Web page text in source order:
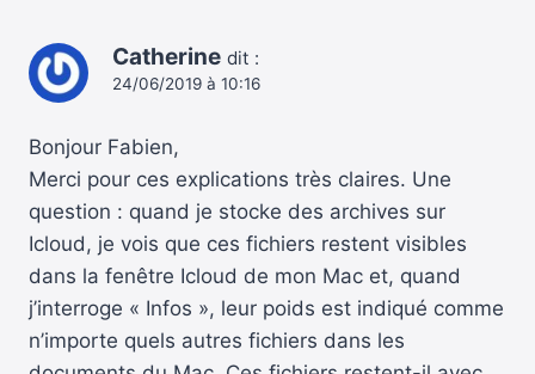
Catherine dit :
24/06/2019 à 10:16
Bonjour Fabien,
Merci pour ces explications très claires. Une
question : quand je stocke des archives sur
Icloud, je vois que ces fichiers restent visibles
dans la fenêtre Icloud de mon Mac et, quand
j’interroge « Infos », leur poids est indiqué comme
n’importe quels autres fichiers dans les